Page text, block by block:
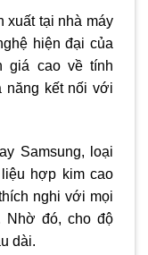
xuất tại nhà máy
hiện đại của
giá cao về tính
năng kết nối với
Samsung, loại
hợp kim cao
nghi với mọi
Nhờ đó, cho độ
dài.